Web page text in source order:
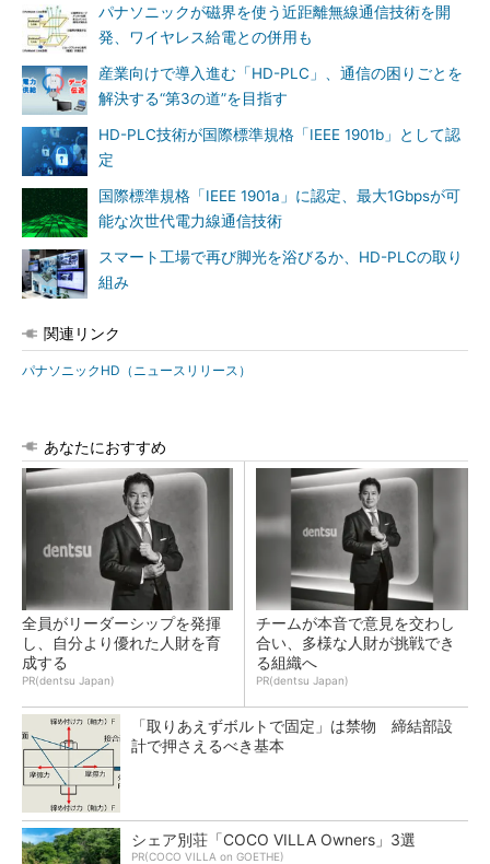
パナソニックが磁界を使う近距離無線通信技術を開
発、ワイヤレス給電との併用も
産業向けで導入進む「HD-PLC」、通信の困りごとを
解決する“第3の道”を目指す
HD-PLC技術が国際標準規格「IEEE 1901b」として認
定
国際標準規格「IEEE 1901a」に認定、最大1Gbpsが可
能な次世代電力線通信技術
スマート工場で再び脚光を浴びるか、HD-PLCの取り
組み
関連リンク
パナソニックHD（ニュースリリース）
あなたにおすすめ
全員がリーダーシップを発揮
し、自分より優れた人財を育
成する
PR(dentsu Japan)
チームが本音で意見を交わし
合い、多様な人財が挑戦でき
る組織へ
PR(dentsu Japan)
「取りあえずボルトで固定」は禁物 締結部設
計で押さえるべき基本
シェア別荘「COCO VILLA Owners」3選
PR(COCO VILLA on GOETHE)